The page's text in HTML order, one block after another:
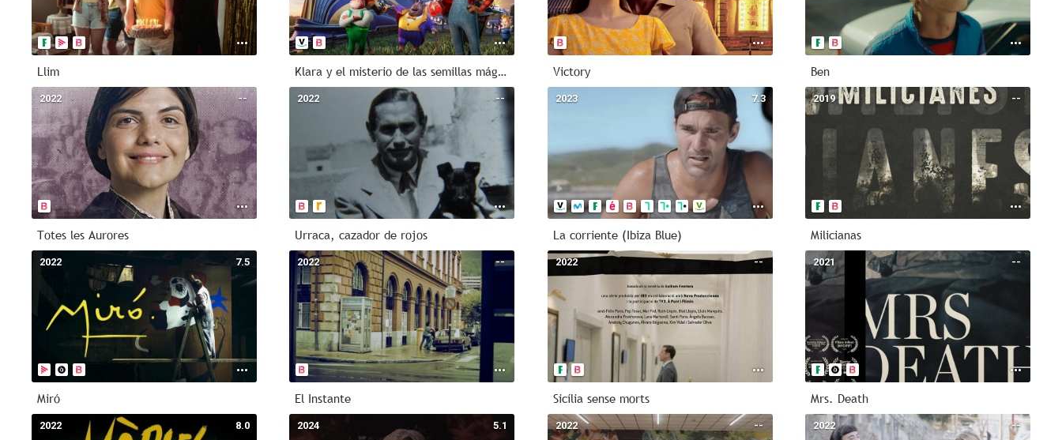
Llim Klara y el misterio de las semillas mágicas Victory Ben
--
2022
Totes les Aurores
--
2022
Urraca, cazador de rojos
7.3
2023
La corriente (Ibiza Blue)
--
2019
Milicianas
7.5
2022
Miró
--
2022
El Instante
--
2022
Sicília sense morts
--
2021
Mrs. Death
8.0
2022 5.1
2024 --
2022 --
2022